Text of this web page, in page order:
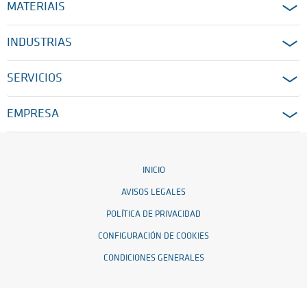
MATERIAIS
INDUSTRIAS
SERVICIOS
EMPRESA
INICIO
AVISOS LEGALES
POLÍTICA DE PRIVACIDAD
CONFIGURACIÓN DE COOKIES
CONDICIONES GENERALES